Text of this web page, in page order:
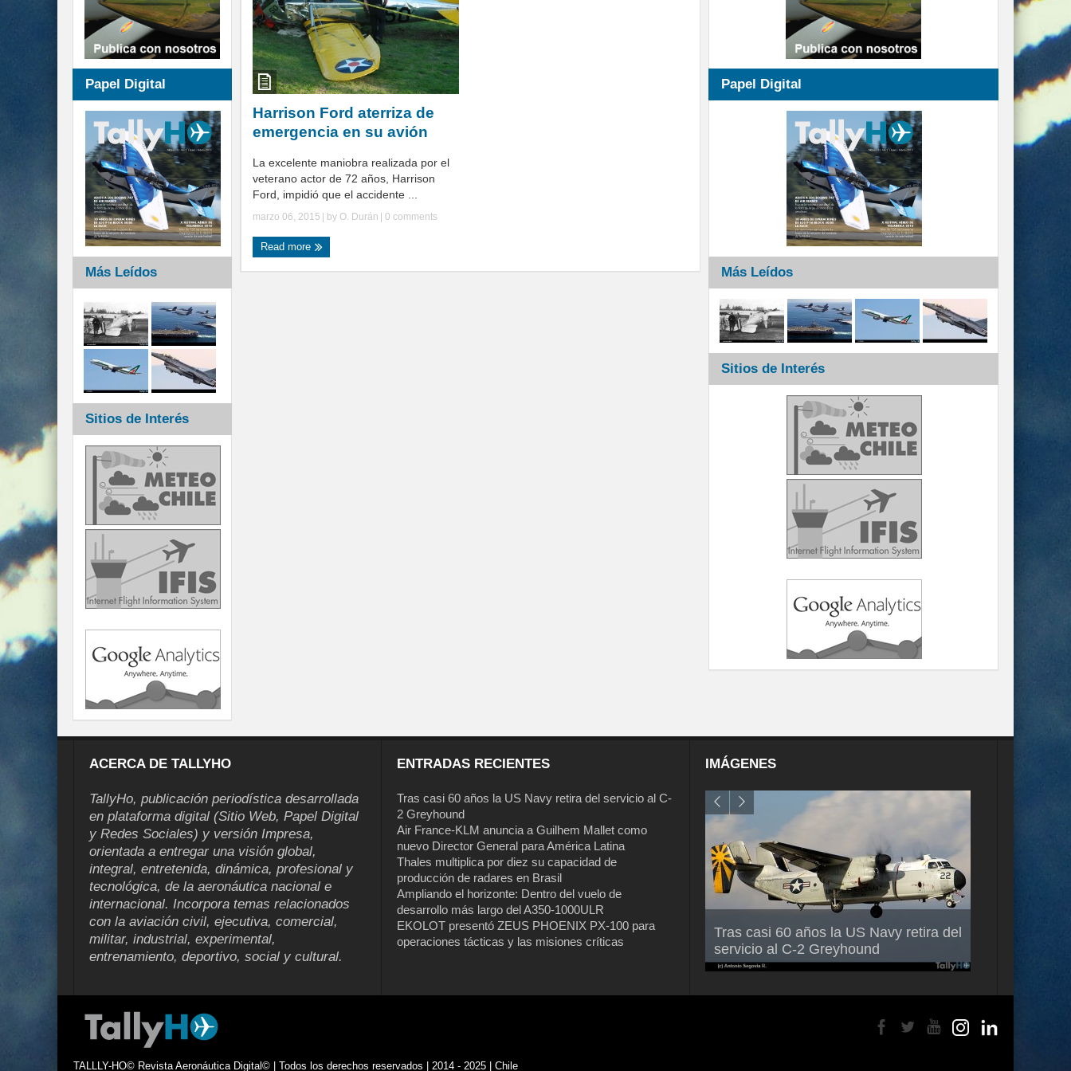
Harrison Ford aterriza de
emergencia en su avión
La excelente maniobra realizada por el
veterano actor de 72 años, Harrison
Ford, impidió que el accidente ...
marzo 06, 2015 | by O. Durán 0 comments
Read more
Papel Digital
Más Leídos
Sitios de Interés
Papel Digital
Más Leídos
Sitios de Interés
ACERCA DE TALLYHO
TallyHo, publicación periodística desarrollada
en plataforma digital (Sitio Web, Papel Digital
y Redes Sociales) y versión Impresa,
orientada a entregar una visión global,
integral, entretenida, dinámica, profesional y
tecnológica, de la aeronáutica nacional e
internacional. Incorpora temas relacionados
con la aviación civil, ejecutiva, comercial,
militar, industrial, experimental,
entrenamiento, deportivo, social y cultural.
ENTRADAS RECIENTES
Tras casi 60 años la US Navy retira del servicio al C-
2 Greyhound
Air France-KLM anuncia a Guilhem Mallet como
nuevo Director General para América Latina
Thales multiplica por diez su capacidad de
producción de radares en Brasil
Ampliando el horizonte: Dentro del vuelo de
desarrollo más largo del A350-1000ULR
EKOLOT presentó ZEUS PHOENIX PX-100 para
operaciones tácticas y las misiones críticas
IMÁGENES
Tras casi 60 años la US Navy retira del
servicio al C-2 Greyhound
Air France-KLM anuncia a Guilhem
Mallet como nuevo Director General
para América Latina
TALLLY-HO© Revista Aeronáutica Digital© | Todos los derechos reservados | 2014 - 2025 | Chile